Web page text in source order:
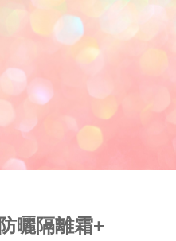
曬隔離霜+